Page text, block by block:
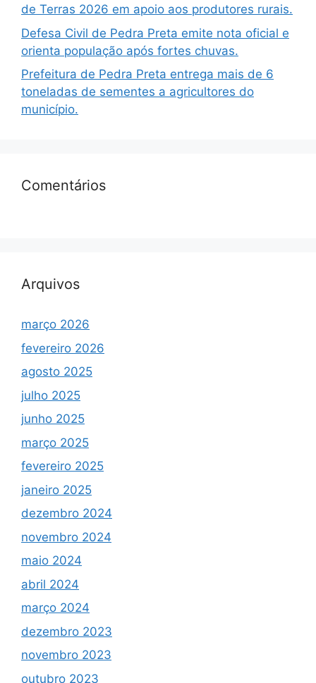
de Terras 2026 em apoio aos produtores rurais.
Defesa Civil de Pedra Preta emite nota oficial e
orienta população após fortes chuvas.
Prefeitura de Pedra Preta entrega mais de 6
toneladas de sementes a agricultores do
município.
Comentários
Arquivos
março 2026
fevereiro 2026
agosto 2025
julho 2025
junho 2025
março 2025
fevereiro 2025
janeiro 2025
dezembro 2024
novembro 2024
maio 2024
abril 2024
março 2024
dezembro 2023
novembro 2023
outubro 2023